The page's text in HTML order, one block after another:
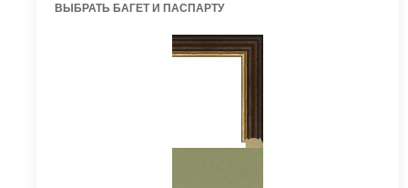
ВЫБРАТЬ БАГЕТ И ПАСПАРТУ